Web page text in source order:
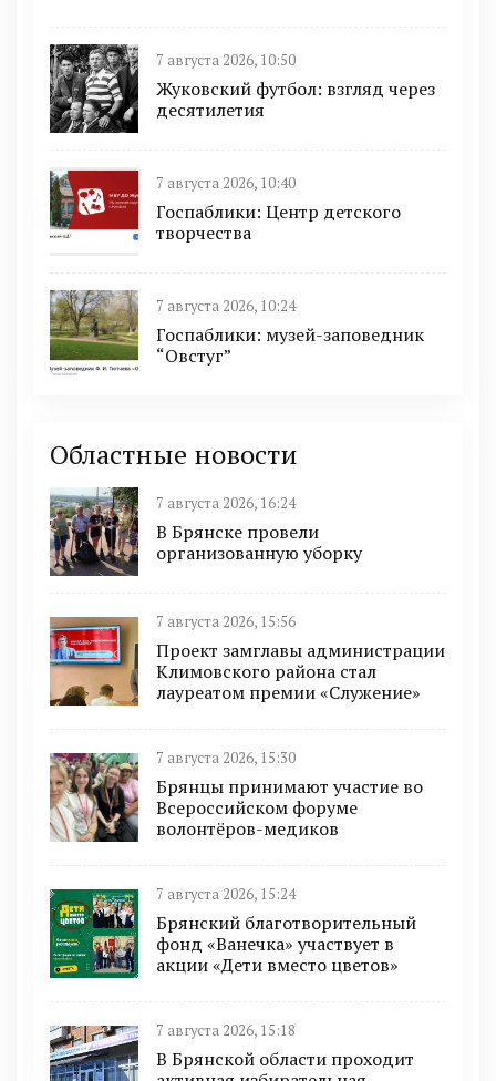
7 августа 2026, 10:50
Жуковский футбол: взгляд через
десятилетия
7 августа 2026, 10:40
Госпаблики: Центр детского
творчества
7 августа 2026, 10:24
Госпаблики: музей-заповедник
“Овстуг”
Областные новости
7 августа 2026, 16:24
В Брянске провели
организованную уборку
7 августа 2026, 15:56
Проект замглавы администрации
Климовского района стал
лауреатом премии «Служение»
7 августа 2026, 15:30
Брянцы принимают участие во
Всероссийском форуме
волонтёров-медиков
7 августа 2026, 15:24
Брянский благотворительный
фонд «Ванечка» участвует в
акции «Дети вместо цветов»
7 августа 2026, 15:18
В Брянской области проходит